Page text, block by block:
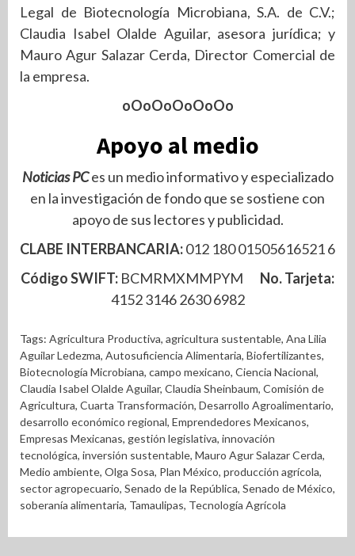
Legal de Biotecnología Microbiana, S.A. de C.V.;
Claudia Isabel Olalde Aguilar, asesora jurídica; y
Mauro Agur Salazar Cerda, Director Comercial de
la empresa.
oOoOoOoOoOo
Apoyo al medio
Noticias PCes un medio informativo y especializado
en la investigación de fondo que se sostiene con
apoyo de sus lectores y publicidad.
CLABE INTERBANCARIA:012 180 01505616521 6
Código SWIFT: BCMRMXMMPYM No. Tarjeta:
4152 3146 2630 6982
Tags: Agricultura Productiva, agricultura sustentable, Ana Lilia
Aguilar Ledezma, Autosuficiencia Alimentaria, Biofertilizantes,
Biotecnología Microbiana, campo mexicano, Ciencia Nacional,
Claudia Isabel Olalde Aguilar, Claudia Sheinbaum, Comisión de
Agricultura, Cuarta Transformación, Desarrollo Agroalimentario,
desarrollo económico regional, Emprendedores Mexicanos,
Empresas Mexicanas, gestión legislativa, innovación
tecnológica, inversión sustentable, Mauro Agur Salazar Cerda,
Medio ambiente, Olga Sosa, Plan México, producción agrícola,
sector agropecuario, Senado de la República, Senado de México,
soberanía alimentaria, Tamaulipas, Tecnología Agrícola